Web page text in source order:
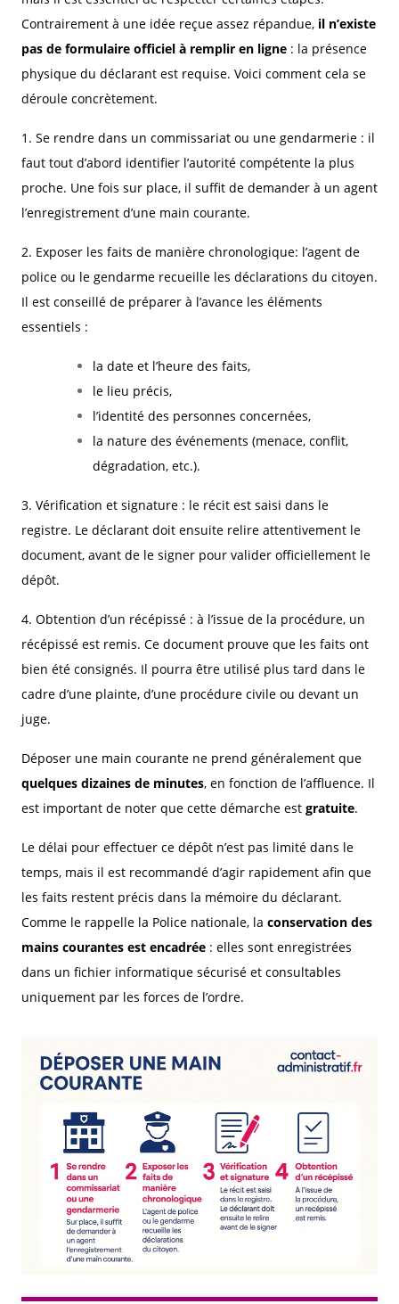
Contrairement à une idée reçue assez répandue, il n’existe
pas de formulaire officiel à remplir en ligne : la présence
physique du déclarant est requise. Voici comment cela se
déroule concrètement.
1. Se rendre dans un commissariat ou une gendarmerie : il
faut tout d’abord identifier l’autorité compétente la plus
proche. Une fois sur place, il suffit de demander à un agent
l’enregistrement d’une main courante.
2. Exposer les faits de manière chronologique: l’agent de
police ou le gendarme recueille les déclarations du citoyen.
Il est conseillé de préparer à l’avance les éléments
essentiels :
la date et l’heure des faits,
le lieu précis,
l’identité des personnes concernées,
la nature des événements (menace, conflit,
dégradation, etc.).
3. Vérification et signature : le récit est saisi dans le
registre. Le déclarant doit ensuite relire attentivement le
document, avant de le signer pour valider officiellement le
dépôt.
4. Obtention d’un récépissé : à l’issue de la procédure, un
récépissé est remis. Ce document prouve que les faits ont
bien été consignés. Il pourra être utilisé plus tard dans le
cadre d’une plainte, d’une procédure civile ou devant un
juge.
Déposer une main courante ne prend généralement que
quelques dizaines de minutes, en fonction de l’affluence. Il
est important de noter que cette démarche est gratuite.
Le délai pour effectuer ce dépôt n’est pas limité dans le
temps, mais il est recommandé d’agir rapidement afin que
les faits restent précis dans la mémoire du déclarant.
Comme le rappelle la Police nationale, la conservation des
mains courantes est encadrée : elles sont enregistrées
dans un fichier informatique sécurisé et consultables
uniquement par les forces de l’ordre.